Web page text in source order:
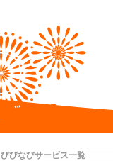
びびなびサービス一覧